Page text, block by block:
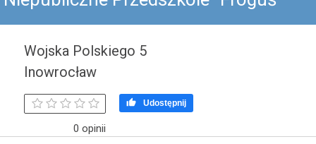
Wojska Polskiego 5
Inowrocław
0 opinii
 Udostępnij